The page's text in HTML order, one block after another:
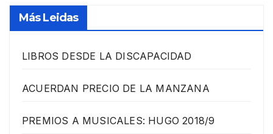
Más Leidas
LIBROS DESDE LA DISCAPACIDAD
ACUERDAN PRECIO DE LA MANZANA
PREMIOS A MUSICALES: HUGO 2018/9